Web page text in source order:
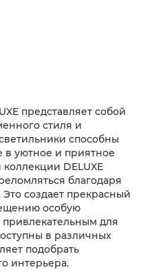
представляет собой
стиля и
способны
уютное и приятное
DELUXE
благодаря
создает прекрасный
особую
привлекательным для
в различных
подобрать
интерьера.